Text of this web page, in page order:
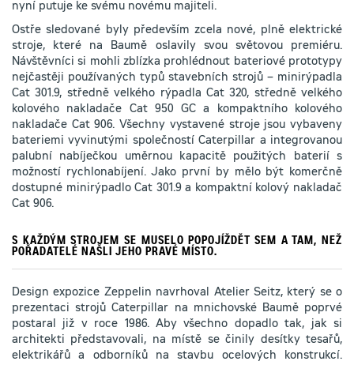
nyní putuje ke svému novému majiteli.
Ostře sledované byly především zcela nové, plně elektrické
stroje, které na Baumě oslavily svou světovou premiéru.
Návštěvníci si mohli zblízka prohlédnout bateriové prototypy
nejčastěji používaných typů stavebních strojů – minirýpadla
Cat 301.9, středně velkého rýpadla Cat 320, středně velkého
kolového nakladače Cat 950 GC a kompaktního kolového
nakladače Cat 906. Všechny vystavené stroje jsou vybaveny
bateriemi vyvinutými společností Caterpillar a integrovanou
palubní nabíječkou uměrnou kapacitě použitých baterií s
možností rychlonabíjení. Jako první by mělo být komerčně
dostupné minirýpadlo Cat 301.9 a kompaktní kolový nakladač
Cat 906.
S KAŽDÝM STROJEM SE MUSELO POPOJÍŽDĚT SEM A TAM, NEŽ
POŘADATELÉ NAŠLI JEHO PRAVÉ MÍSTO.
Design expozice Zeppelin navrhoval Atelier Seitz, který se o
prezentaci strojů Caterpillar na mnichovské Baumě poprvé
postaral již v roce 1986. Aby všechno dopadlo tak, jak si
architekti představovali, na místě se činily desítky tesařů,
elektrikářů a odborníků na stavbu ocelových konstrukcí.